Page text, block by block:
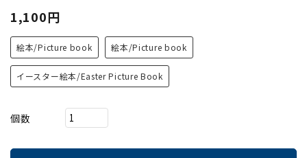
1,100円
絵本/Picture book 絵本/Picture book
イースター絵本/Easter Picture Book
個数